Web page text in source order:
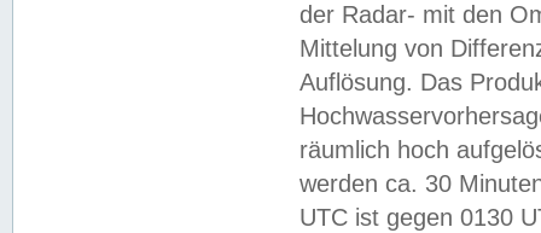
der Radar- mit den
Mittelung von
Auflösung. Das
räumlich hoch
werden ca. 30
UTC ist gegen 0130